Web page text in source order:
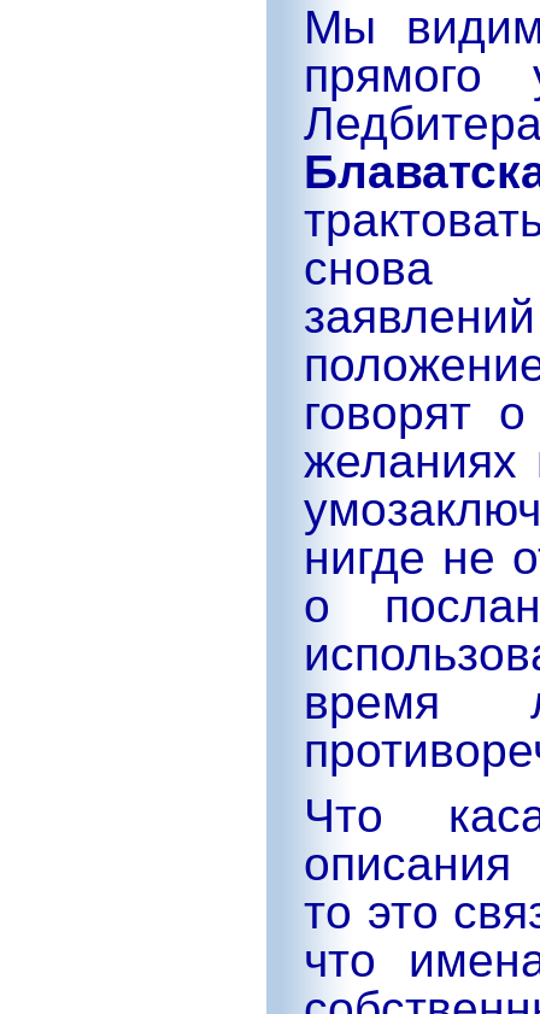
Мы
прямого
снова
говорят
желаниях
нигде не
о
время
Что
то это
что